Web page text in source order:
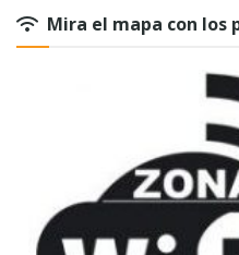
Mira el mapa con los